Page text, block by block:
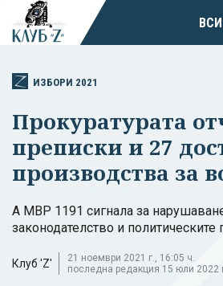
ИЗБОРИ 2021
Прокуратурата
преписки и 27
производства за
А МВР 1191 сигнала за
законодателство и политическите
Клуб 'Z'
21 ноември 2021 г., 16:05 ч.
последна редакция 15 юли 2022